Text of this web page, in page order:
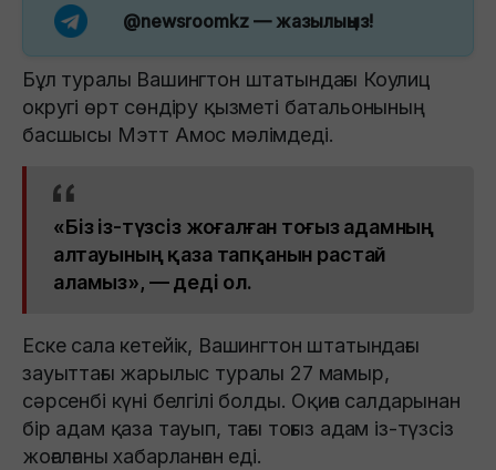
@newsroomkz — жазылыңыз!
Бұл туралы Вашингтон штатындағы Коулиц
округі өрт сөндіру қызметі батальонының
басшысы Мэтт Амос мәлімдеді.
«Біз із-түзсіз жоғалған тоғыз адамның
алтауының қаза тапқанын растай
аламыз», — деді ол.
Еске сала кетейік, Вашингтон штатындағы
зауыттағы жарылыс туралы 27 мамыр,
сәрсенбі күні белгілі болды. Оқиға салдарынан
бір адам қаза тауып, тағы тоғыз адам із-түзсіз
жоғалғаны хабарланған еді.